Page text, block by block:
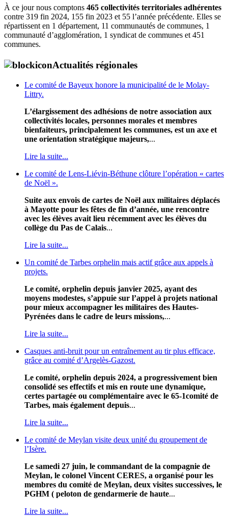
À ce jour nous comptons 465 collectivités territoriales adhérentes
contre 319 fin 2024, 155 fin 2023 et 55 l’année précédente. Elles se
répartissent en 1 département, 11 communautés de communes, 1
communauté d’agglomération, 1 syndicat de communes et 451
communes.
Actualités régionales
Le comité de Bayeux honore la municipalité de le Molay-
Littry.
L’élargissement des adhésions de notre association aux
collectivités locales, personnes morales et membres
bienfaiteurs, principalement les communes, est un axe et
une orientation stratégique majeurs,...
Lire la suite...
Le comité de Lens-Liévin-Béthune clôture l’opération « cartes
de Noël ».
Suite aux envois de cartes de Noël aux militaires déplacés
à Mayotte pour les fêtes de fin d’année, une rencontre
avec les élèves avait lieu récemment avec les élèves du
collège du Pas de Calais...
Lire la suite...
Un comité de Tarbes orphelin mais actif grâce aux appels à
projets.
Le comité, orphelin depuis janvier 2025, ayant des
moyens modestes, s’appuie sur l’appel à projets national
pour mieux accompagner les militaires des Hautes-
Pyrénées dans le cadre de leurs missions,...
Lire la suite...
Casques anti-bruit pour un entraînement au tir plus efficace,
grâce au comité d’Argelès-Gazost.
Le comité, orphelin depuis 2024, a progressivement bien
consolidé ses effectifs et mis en route une dynamique,
certes partagée ou complémentaire avec le 65-1comité de
Tarbes, mais également depuis...
Lire la suite...
Le comité de Meylan visite deux unité du groupement de
l’Isère.
Le samedi 27 juin, le commandant de la compagnie de
Meylan, le colonel Vincent CERES, a organisé pour les
membres du comité de Meylan, deux visites successives, le
PGHM ( peloton de gendarmerie de haute...
Lire la suite...